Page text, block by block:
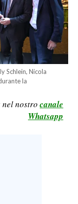
Schlein, Nicola
la
nostro canale
Whatsapp